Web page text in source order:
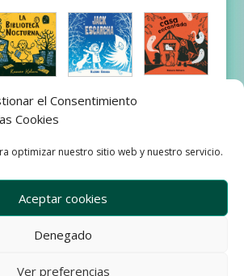
el Consentimiento
Cookies
optimizar nuestro sitio web y nuestro servicio.
Aceptar cookies
Denegado
Ver preferencias
Jack
Aviso Legal
de Venta